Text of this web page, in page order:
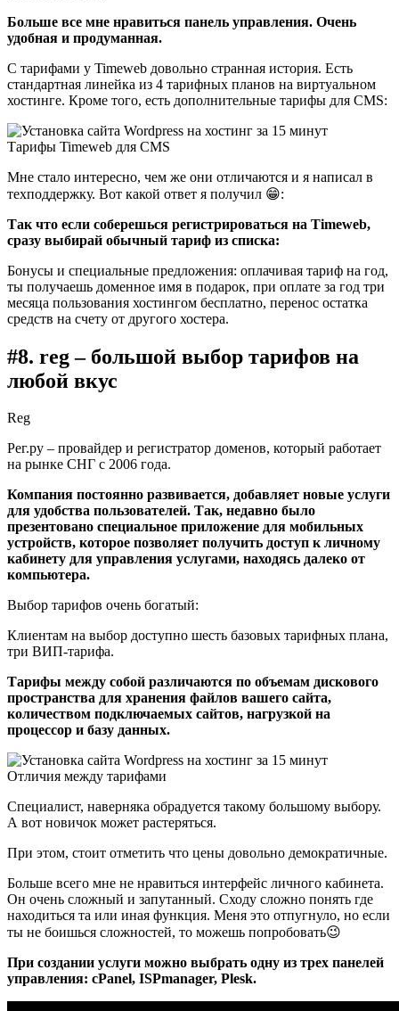
Больше все мне нравиться панель управления. Очень
удобная и продуманная.
С тарифами у Timeweb довольно странная история. Есть
стандартная линейка из 4 тарифных планов на виртуальном
хостинге. Кроме того, есть дополнительные тарифы для CMS:
Тарифы Timeweb для CMS
Мне стало интересно, чем же они отличаются и я написал в
техподдержку. Вот какой ответ я получил 😁:
Так что если соберешься регистрироваться на Timeweb,
сразу выбирай обычный тариф из списка:
Бонусы и специальные предложения: оплачивая тариф на год,
ты получаешь доменное имя в подарок, при оплате за год три
месяца пользования хостингом бесплатно, перенос остатка
средств на счету от другого хостера.
#8. reg – большой выбор тарифов на
любой вкус
Reg
Рег.ру – провайдер и регистратор доменов, который работает
на рынке СНГ с 2006 года.
Компания постоянно развивается, добавляет новые услуги
для удобства пользователей. Так, недавно было
презентовано специальное приложение для мобильных
устройств, которое позволяет получить доступ к личному
кабинету для управления услугами, находясь далеко от
компьютера.
Выбор тарифов очень богатый:
Клиентам на выбор доступно шесть базовых тарифных плана,
три ВИП-тарифа.
Тарифы между собой различаются по объемам дискового
пространства для хранения файлов вашего сайта,
количеством подключаемых сайтов, нагрузкой на
процессор и базу данных.
Отличия между тарифами
Специалист, наверняка обрадуется такому большому выбору.
А вот новичок может растеряться.
При этом, стоит отметить что цены довольно демократичные.
Больше всего мне не нравиться интерфейс личного кабинета.
Он очень сложный и запутанный. Сходу сложно понять где
находиться та или иная функция. Меня это отпугнуло, но если
ты не боишься сложностей, то можешь попробовать😉
При создании услуги можно выбрать одну из трех панелей
управления: cPanel, ISPmanager, Plesk.